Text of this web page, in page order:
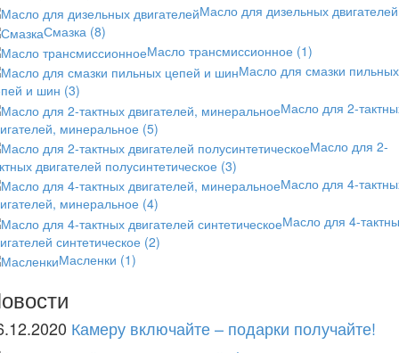
Масло для дизельных двигателей
Смазка (8)
Масло трансмиссионное (1)
Масло для смазки пильных
и шин (3)
Масло для 2-
минеральное (5)
Масло для 2-
двигателей полусинтетическое (3)
Масло для 4-
минеральное (4)
Масло для 4-
синтетическое (2)
Масленки (1)
Камеру включайте – подарки получайте!